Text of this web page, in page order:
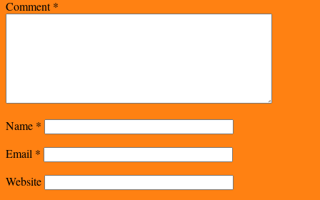
Comment*
Name *
Email *
Website